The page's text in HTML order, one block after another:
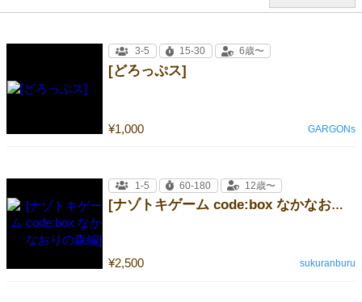
[どろっぷス]
¥1,000
3-5 15-30 6歳〜
GARGONs
[ナゾトキゲーム code:box なかなおりの森編]
¥2,500
1-5 60-180 12歳〜
sukuranburu